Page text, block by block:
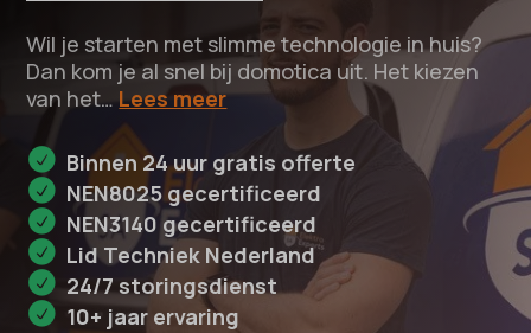
Wil je starten met slimme technologie in huis?
Dan kom je al snel bij domotica uit. Het kiezen
van het… Lees meer
Binnen 24 uur gratis offerte
NEN8025 gecertificeerd
NEN3140 gecertificeerd
Lid Techniek Nederland
24/7 storingsdienst
10+ jaar ervaring